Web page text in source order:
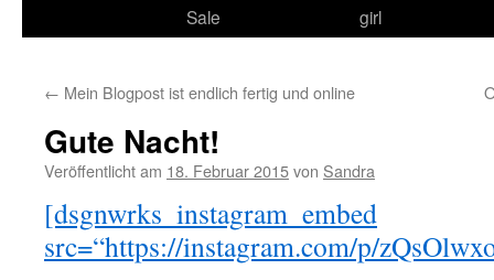
Sale
girl
← Mein Blogpost ist endlich fertig und online
Gute Nacht!
Veröffentlicht am 18. Februar 2015von Sandra
[dsgnwrks_instagram_embed
src=“https://instagram.com/p/